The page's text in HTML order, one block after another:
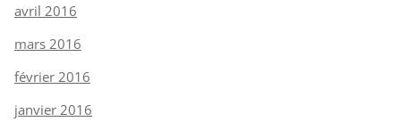
avril 2016
mars 2016
février 2016
janvier 2016